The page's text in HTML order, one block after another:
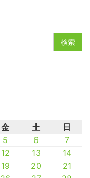
金 土
日
5 6
7
12 13
14
19 20
21